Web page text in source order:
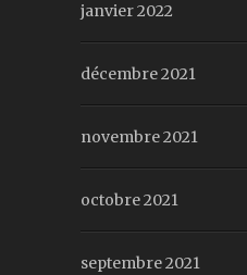
janvier 2022
décembre 2021
novembre 2021
octobre 2021
septembre 2021